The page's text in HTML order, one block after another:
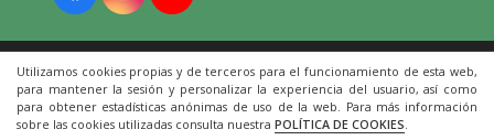
Utilizamos cookies propias y de terceros para el funcionamiento de esta web,
para mantener la sesión y personalizar la experiencia del usuario, así como
para obtener estadísticas anónimas de uso de la web. Para más información
sobre las cookies utilizadas consulta nuestra POLÍTICA DE COOKIES.
Inicio|Aviso Legal|Cookies|Contacto
© 2022 Todos los derechos reservados. Una web de